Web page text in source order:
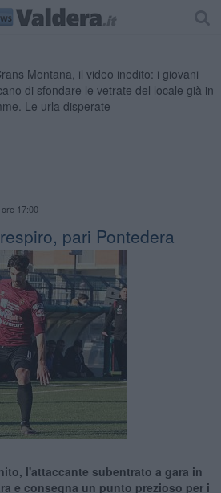
17:00
pari Pontedera
l'attaccante subentrato a gara in
e consegna un punto prezioso per i